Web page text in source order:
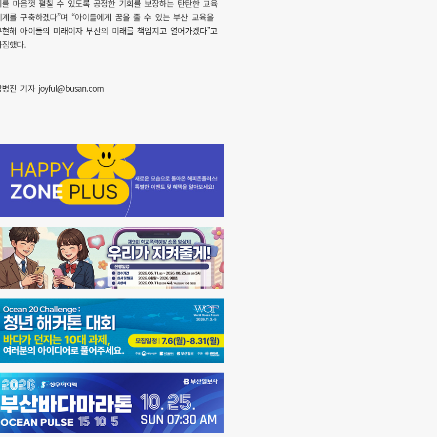
를 마음껏 펼칠 수 있도록 공정한 기회를 보장하는 탄탄한 교육
계를 구축하겠다”며 “아이들에게 꿈을 줄 수 있는 부산 교육을
현해 아이들의 미래이자 부산의 미래를 책임지고 열어가겠다”고
했다.
병진 기자 joyful@busan.com